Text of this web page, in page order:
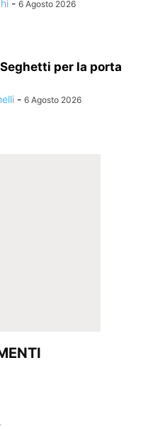
- 6 Agosto 2026
per la porta
- 6 Agosto 2026